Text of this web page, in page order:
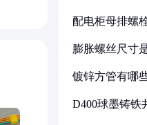
配电柜母排螺
膨胀螺丝尺寸
镀锌方管有哪
D400球墨铸铁